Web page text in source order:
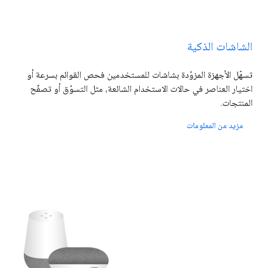
الشاشات الذكية
تسهّل الأجهزة المزوّدة بشاشات للمستخدمين فحص القوائم بسرعة أو
اختيار العناصر في حالات الاستخدام الشائعة، مثل التسوّق أو تصفّح
المنتجات.
مزيد من المعلومات